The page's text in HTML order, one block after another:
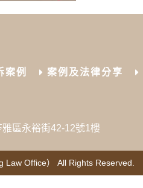
案例 案例及法律分享
雅區永裕街42-12號1樓
Law Office） All Rights Reserved.